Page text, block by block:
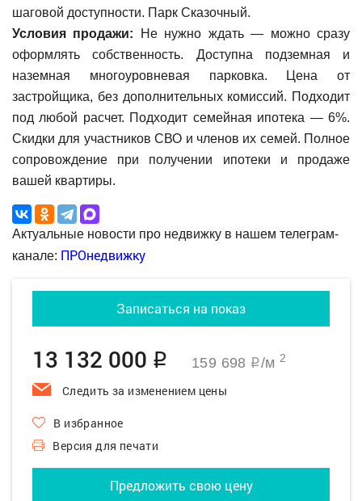
шаговой доступности. Парк Сказочный.
Условия продажи: Не нужно ждать — можно сразу
оформлять собственность. Доступна подземная и
наземная многоуровневая парковка. Цена от
застройщика, без дополнительных комиссий. Подходит
под любой расчет. Подходит семейная ипотека — 6%.
Скидки для участников СВО и членов их семей. Полное
сопровождение при получении ипотеки и продаже
вашей квартиры.
Актуальные новости про недвижку в нашем телеграм-
канале: ПРОнедвижку
Записаться на показ
13 132 000 q 159 698 q/м 2
Следить за изменением цены
В избранное
Версия для печати
Предложить свою цену